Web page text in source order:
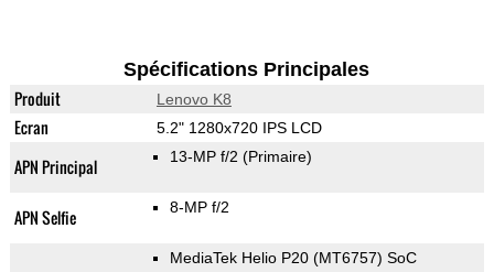
Spécifications Principales
Produit Lenovo K8
Ecran 5.2" 1280x720 IPS LCD
APN Principal 13-MP f/2 (Primaire)
APN Selfie 8-MP f/2
MediaTek Helio P20 (MT6757) SoC